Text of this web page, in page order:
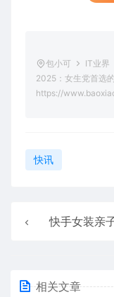
包小可 IT业界
2025：女生党首选
https://
快讯
快手女装亲子上线年度IP了不起的老板娘 全面
相关文章